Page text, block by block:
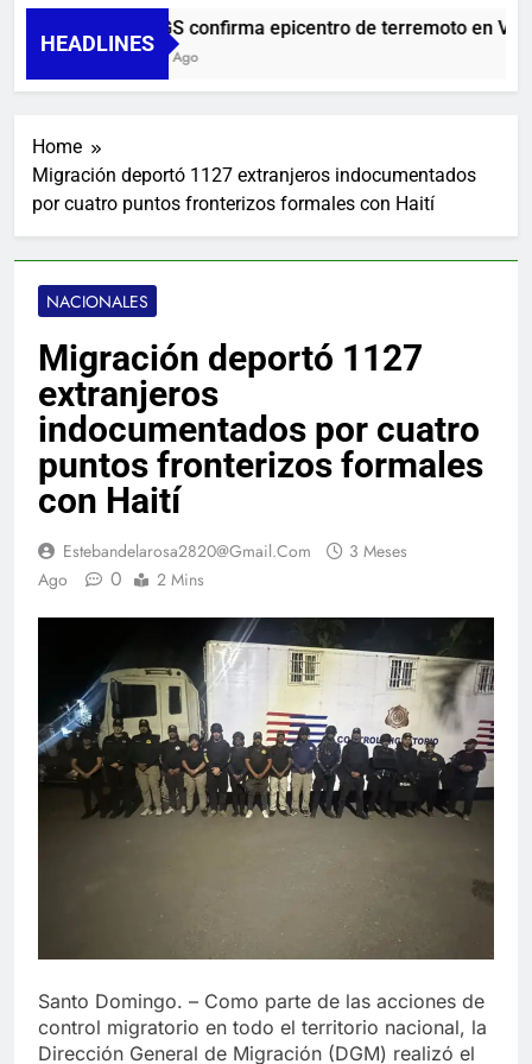
HEADLINES
USGS confirma epicentro de terremoto en
1 Día Ago
Home
Migración deportó 1127 extranjeros indocumentados
por cuatro puntos fronterizos formales con Haití
NACIONALES
Migración deportó 1127
extranjeros
indocumentados por cuatro
puntos fronterizos formales
con Haití
Estebandelarosa2820@gmail.com
3 Meses
Ago
0 2 Mins
Santo Domingo. – Como parte de las acciones de
control migratorio en todo el territorio nacional, la
Dirección General de Migración (DGM) realizó el